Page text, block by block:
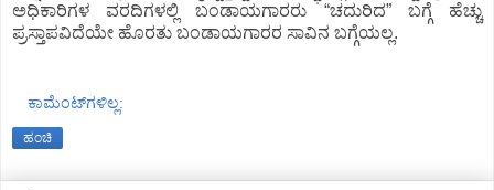
ಅಧಿಕಾರಿಗಳ ವರದಿಗಳಲ್ಲಿ ಬಂಡಾಯಗಾರರು “ಚದುರಿದ” ಬಗ್ಗೆ ಹೆಚ್ಚು
ಪ್ರಸ್ತಾಪವಿದೆಯೇ ಹೊರತು ಬಂಡಾಯಗಾರರ ಸಾವಿನ ಬಗ್ಗೆಯಲ್ಲ.
ಕಾಮೆಂಟ್‌ಗಳಿಲ್ಲ:
ಹಂಚಿ